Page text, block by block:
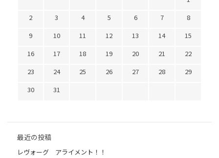
2
3 4 5 6 7
8
9
10 11 12 13 14
15
16
17 18 19 20 21
22
23
24 25 26 27 28
29
30
31
最近の投稿
レヴォーグ アライメント！！